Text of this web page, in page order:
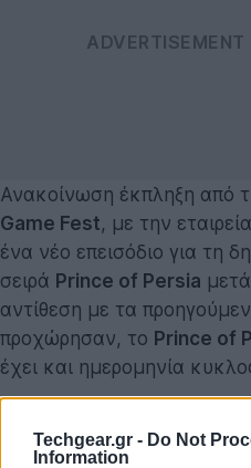
Techgear.gr - Do Not
Information
Ανακοίνωση έκπληξη από
Game Fest, με την
ένα νέο επεισόδιο για τη
σειρά Prince of Persia
αντίθεση με τα
προχώρησαν, το Prince of
έχει και ημερομηνία
Την ανάπτυξη του
Montpellier (Rayman